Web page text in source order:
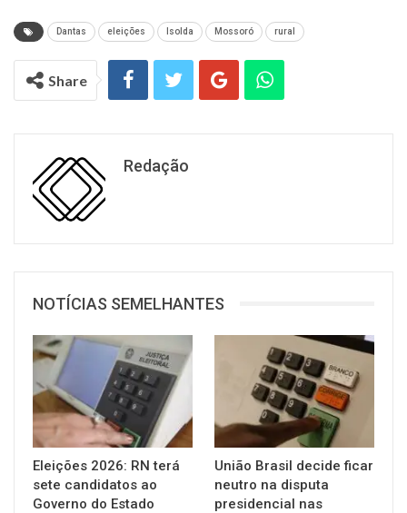
Dantas eleições Isolda Mossoró rural
Share
Redação
NOTÍCIAS SEMELHANTES
Eleições 2026: RN terá
sete candidatos ao
Governo do Estado
União Brasil decide ficar
neutro na disputa
presidencial nas